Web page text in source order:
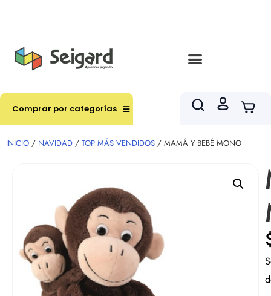
Comprar por categorías
INICIO / NAVIDAD / TOP MÁS VENDIDOS / MAMÁ Y BEBÉ MONO